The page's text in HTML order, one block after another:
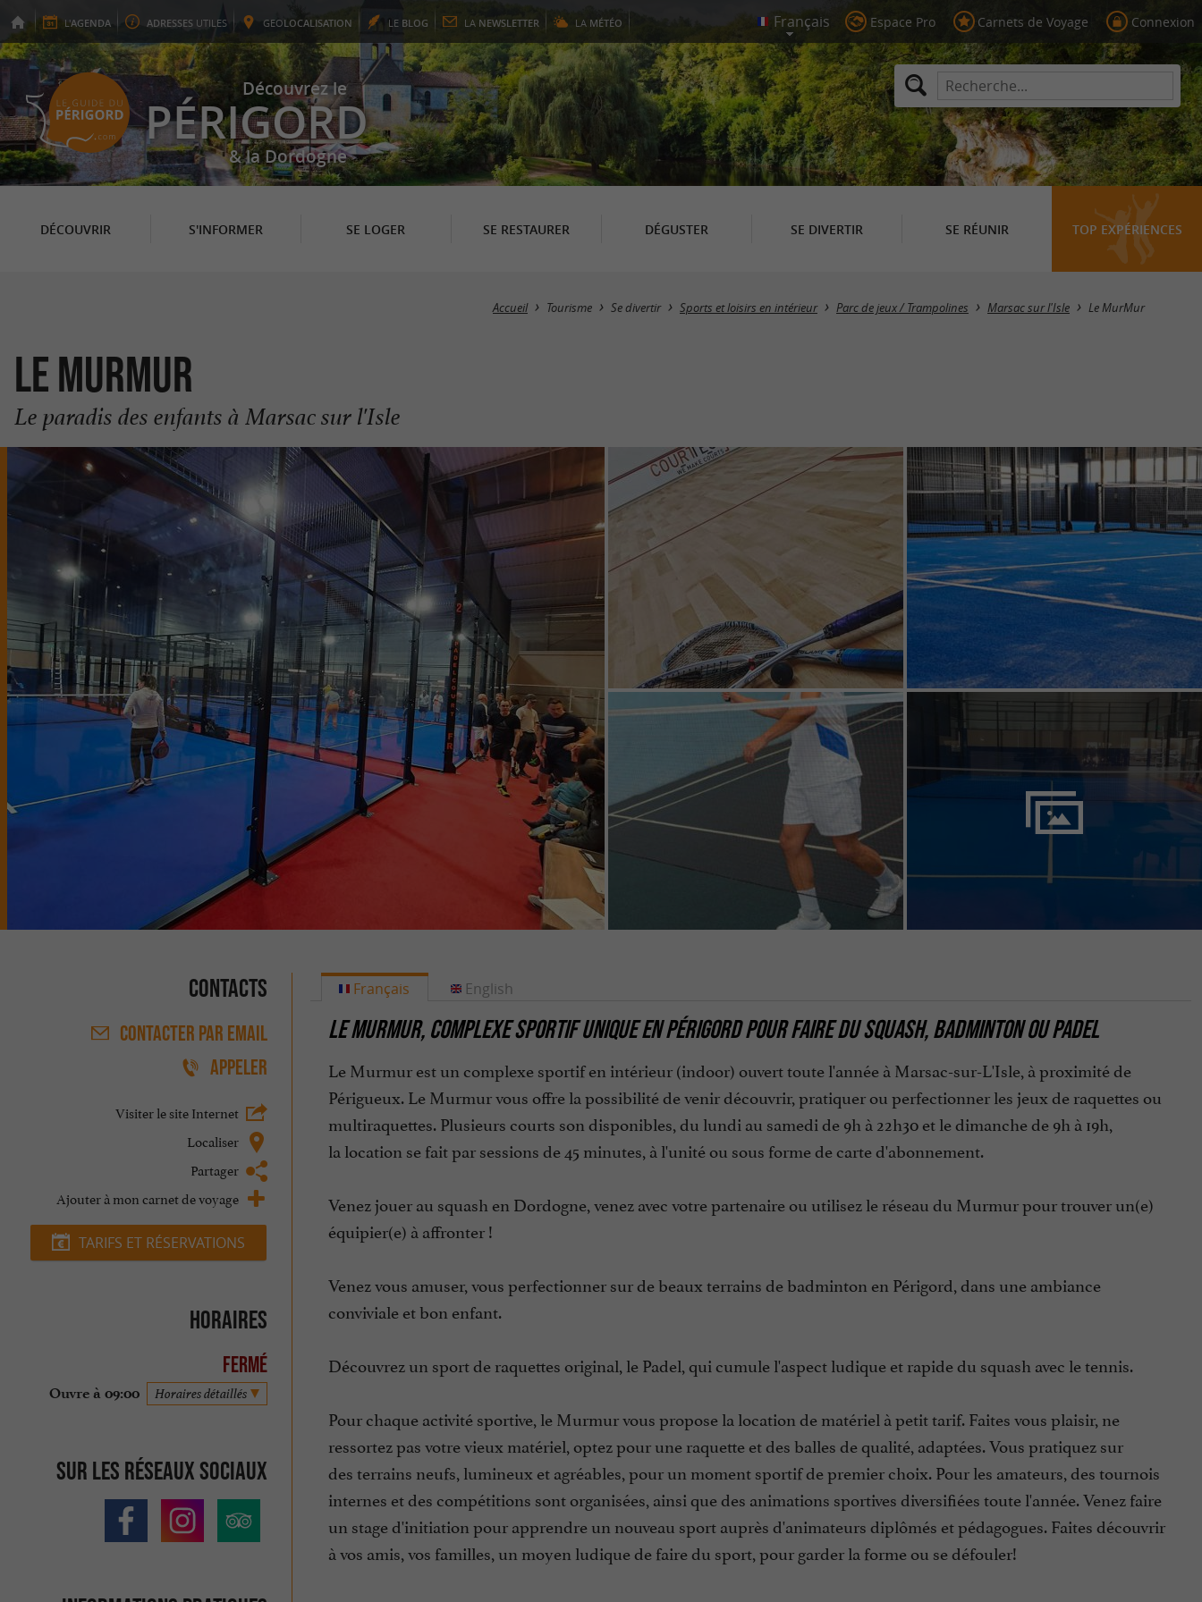
L'AGENDA ADRESSES UTILES GEOLOCALISATION LE BLOG LA NEWSLETTER LA MÉTÉO Espace Pro Carnets de Voyage Connexion
Découvrez le
PÉRIGORD
& la Dordogne
DÉCOUVRIR S'INFORMER SE LOGER SE RESTAURER DÉGUSTER SE DIVERTIR SE RÉUNIR TOP EXPÉRIENCES
Accueil Tourisme Se divertir Sports et loisirs en intérieur Parc de jeux / Trampolines Marsac sur l'Isle Le MurMur
Le MurMur
Le paradis des enfants à Marsac sur l'Isle
Contacts
CONTACTER PAR EMAIL
APPELER
Visiter le site Internet
Localiser
Partager
Ajouter à mon carnet de voyage
TARIFS ET RÉSERVATIONS
Horaires
Fermé
Ouvre à 09:00 Horaires détaillés
Sur les réseaux sociaux
Français
LE MURMUR, COMPLEXE SPORTIF UNIQUE EN PÉRIGORD POUR FAIRE DU SQUASH, BADMINTON OU PADEL
Le Murmur est un complexe sportif en intérieur (indoor) ouvert toute l'année à Marsac-sur-L'Isle, à proximité de
Périgueux. Le Murmur vous offre la possibilité de venir découvrir, pratiquer ou perfectionner les jeux de raquettes ou
multiraquettes. Plusieurs courts son disponibles, du lundi au samedi de 9h à 22h30 et le dimanche de 9h à 19h,
la location se fait par sessions de 45 minutes, à l'unité ou sous forme de carte d'abonnement.
Venez jouer au squash en Dordogne, venez avec votre partenaire ou utilisez le réseau du Murmur pour trouver un(e)
équipier(e) à affronter !
Venez vous amuser, vous perfectionner sur de beaux terrains de badminton en Périgord, dans une ambiance
conviviale et bon enfant.
Découvrez un sport de raquettes original, le Padel, qui cumule l'aspect ludique et rapide du squash avec le tennis.
Pour chaque activité sportive, le Murmur vous propose la location de matériel à petit tarif. Faites vous plaisir, ne
ressortez pas votre vieux matériel, optez pour une raquette et des balles de qualité, adaptées. Vous pratiquez sur
des terrains neufs, lumineux et agréables, pour un moment sportif de premier choix. Pour les amateurs, des tournois
internes et des compétitions sont organisées, ainsi que des animations sportives diversifiées toute l'année. Venez faire
un stage d'initiation pour apprendre un nouveau sport auprès d'animateurs diplômés et pédagogues. Faites découvrir
à vos amis, vos familles, un moyen ludique de faire du sport, pour garder la forme ou se défouler!
English